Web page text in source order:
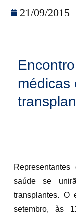
21/09/2015
médicas
saúde se
transplantes. O
setembro, às